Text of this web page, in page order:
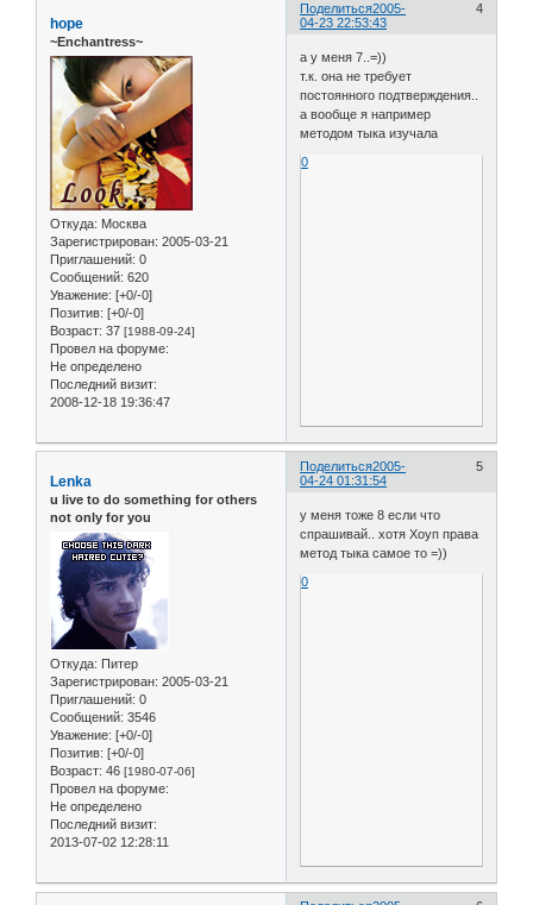
Поделиться 4
2005-
04-23 22:53:43
hope
~Enchantress~
Откуда: Москва
Зарегистрирован: 2005-03-21
Приглашений: 0
Сообщений: 620
Уважение: [+0/-0]
Позитив: [+0/-0]
Возраст: 37 [1988-09-24]
Провел на форуме:
Не определено
Последний визит:
2008-12-18 19:36:47
а у меня 7..=))
т.к. она не требует
постоянного подтверждения..
а вообще я например
методом тыка изучала
0
Поделиться 5
2005-
04-24 01:31:54
Lenka
u live to do something for others
not only for you
Откуда: Питер
Зарегистрирован: 2005-03-21
Приглашений: 0
Сообщений: 3546
Уважение: [+0/-0]
Позитив: [+0/-0]
Возраст: 46 [1980-07-06]
Провел на форуме:
Не определено
Последний визит:
2013-07-02 12:28:11
у меня тоже 8 если что
спрашивай.. хотя Хоуп права
метод тыка самое то =))
0